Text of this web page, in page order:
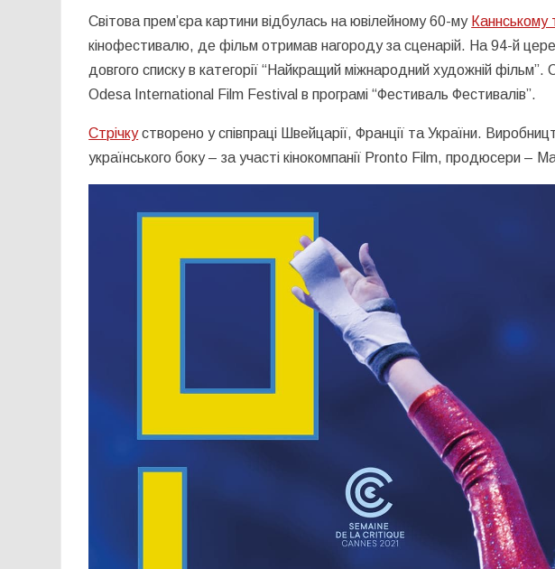
Світова прем’єра картини відбулась на ювілейному 60-му Каннському
кінофестивалю, де фільм отримав нагороду за сценарій. На 94-й
довгого списку в категорії “Найкращий міжнародний художній
Odesa International Film Festival в програмі “Фестиваль Фестивалів”.
Стрічкустворено у співпраці Швейцарії, Франції та України.
українського боку – за участі кінокомпанії Pronto Film, продюсери